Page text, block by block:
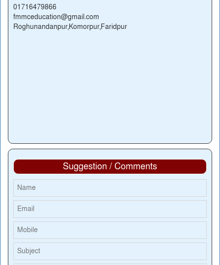
01716479866
fmmceducation@gmail.com
Roghunandanpur,Komorpur,Faridpur
Suggestion / Comments